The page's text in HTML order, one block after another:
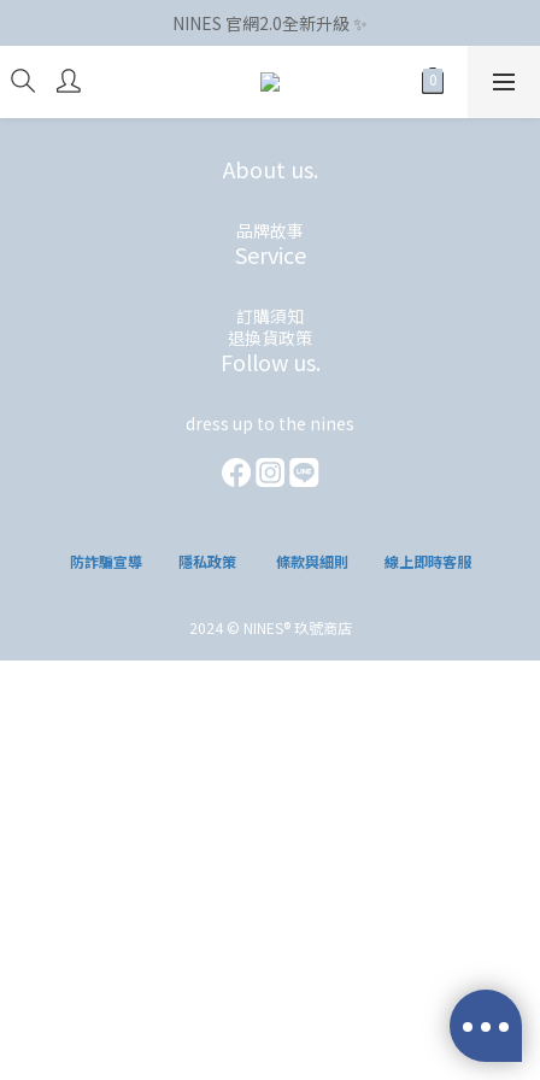
NINES 官網2.0全新升級 ✨
About us.
品牌故事
Service
訂購須知
退換貨政策
Follow us.
dress up to the nines
防詐騙宣導 隱私政策 條款與細則 線上即時客服
2024 © NINES® 玖號商店